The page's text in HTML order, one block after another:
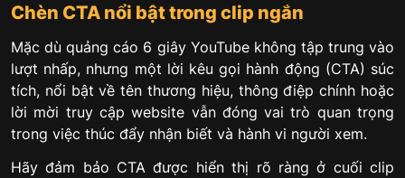
Chèn CTA nổi bật trong clip ngắn
Mặc dù quảng cáo 6 giây YouTube không tập trung vào
lượt nhấp, nhưng một lời kêu gọi hành động (CTA) súc
tích, nổi bật về tên thương hiệu, thông điệp chính hoặc
lời mời truy cập website vẫn đóng vai trò quan trọng
trong việc thúc đẩy nhận biết và hành vi người xem.
Hãy đảm bảo CTA được hiển thị rõ ràng ở cuối clip